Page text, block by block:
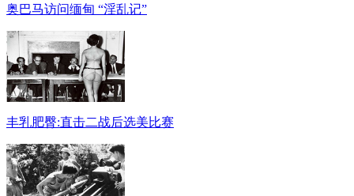
奥巴马访问缅甸 “淫乱记”
丰乳肥臀:直击二战后选美比赛